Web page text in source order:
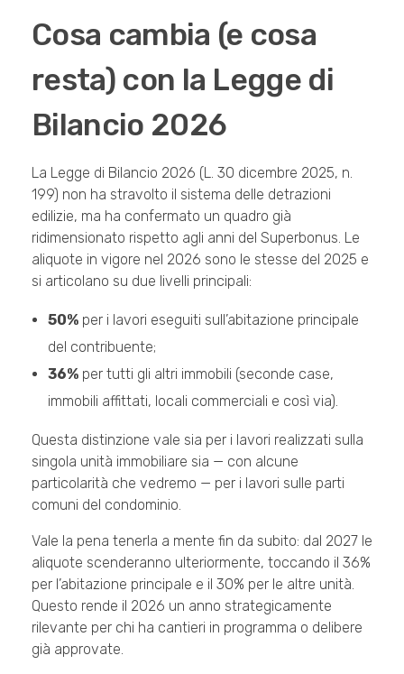
Cosa cambia (e cosa
resta) con la Legge di
Bilancio 2026
La Legge di Bilancio 2026 (L. 30 dicembre 2025, n.
199) non ha stravolto il sistema delle detrazioni
edilizie, ma ha confermato un quadro già
ridimensionato rispetto agli anni del Superbonus. Le
aliquote in vigore nel 2026 sono le stesse del 2025 e
si articolano su due livelli principali:
50%per i lavori eseguiti sull’abitazione principale
del contribuente;
36%per tutti gli altri immobili (seconde case,
immobili affittati, locali commerciali e così via).
Questa distinzione vale sia per i lavori realizzati sulla
singola unità immobiliare sia — con alcune
particolarità che vedremo — per i lavori sulle parti
comuni del condominio.
Vale la pena tenerla a mente fin da subito: dal 2027 le
aliquote scenderanno ulteriormente, toccando il 36%
per l’abitazione principale e il 30% per le altre unità.
Questo rende il 2026 un anno strategicamente
rilevante per chi ha cantieri in programma o delibere
già approvate.